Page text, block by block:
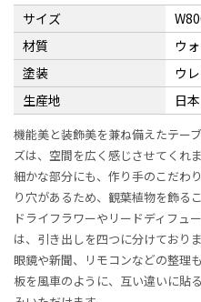
サイズ
材質
ウ
塗装
ウ
生産地
日本
機能美と装飾美を兼ね備えたテー
ズは、空間を広く感じさせてくれま
細かな部分にも、作り手のこだわ
り穴があるため、観葉植物を飾る
ドライフラワーやリードディフュ
は、引き出しを四つに分けておりま
眼鏡や新聞、リモコンなどの整理
板を風車のように、互い違いに貼